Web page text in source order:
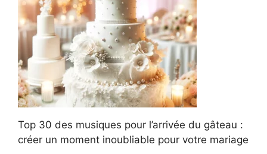
Top 30 des musiques pour l’arrivée du gâteau :
créer un moment inoubliable pour votre mariage